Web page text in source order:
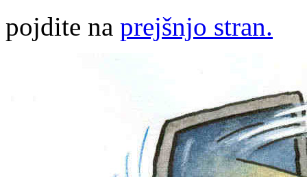
pojdite na prejšnjo stran.